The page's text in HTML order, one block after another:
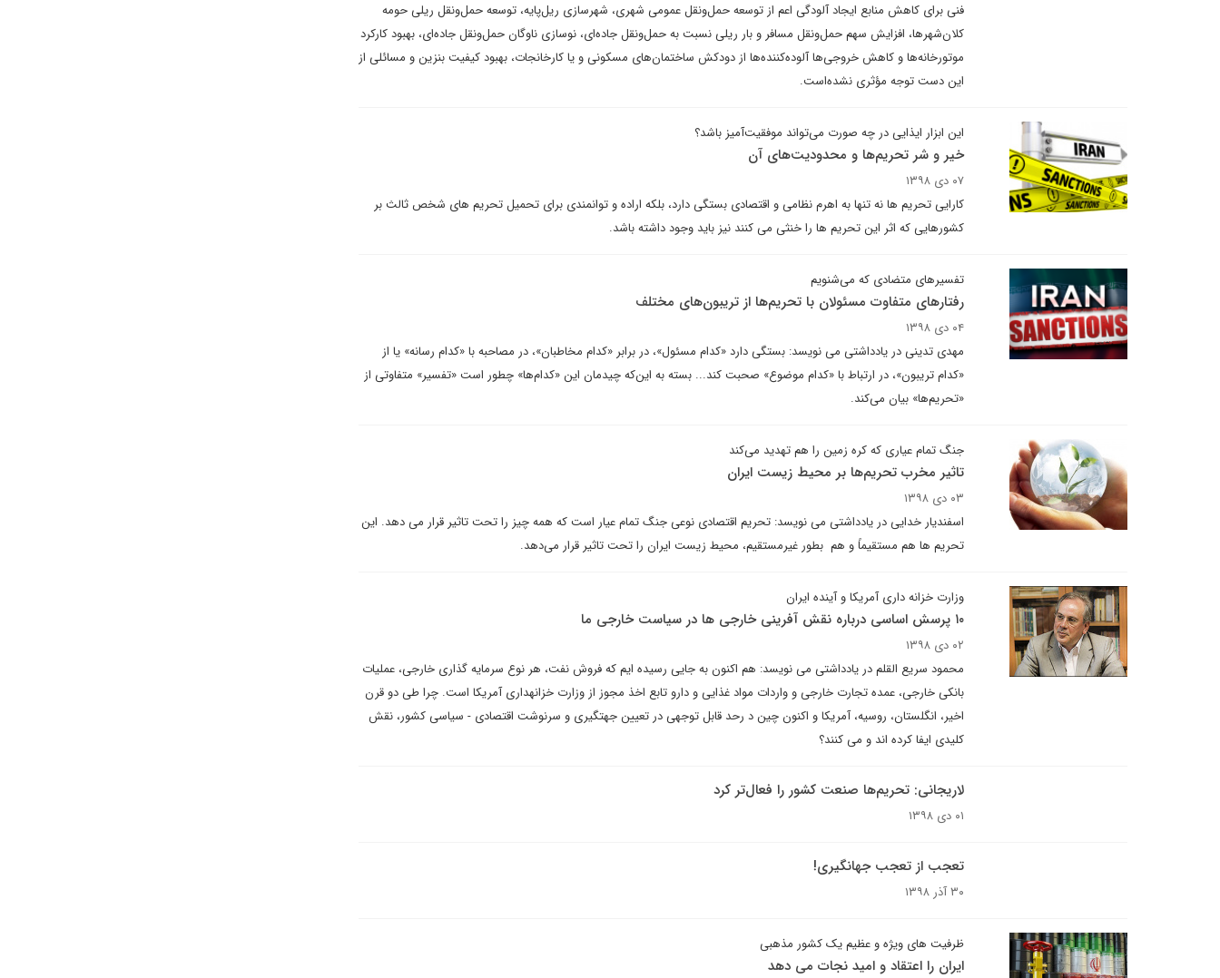
فنی برای کاهش منابع ایجاد آلودگی اعم از توسعه حمل‌ونقل عمومی شهری، شهرسازی ریل‌پایه، توسعه‌ حمل‌ونقل ریلی حومه‌
کلان‌شهرها، افزایش سهم حمل‌ونقل مسافر و بار ریلی نسبت به حمل‌ونقل جاده‌ای، نوسازی ناوگان حمل‌ونقل جاده‌ای، بهبود کارکرد
موتورخانه‌ها و کاهش خروجی‌ها آلوده‌کننده‌ها از دودکش ساختمان‌های مسکونی و یا کارخانجات، بهبود کیفیت بنزین و مسائلی از
این دست توجه مؤثری نشده‌است.
این ابزار ایذایی در چه صورت می‌تواند موفقیت‌آمیز باشد؟
خیر و شر تحریم‌ها و محدودیت‌های آن
۰۷ دی ۱۳۹۸
کارایی تحریم ها نه تنها به اهرم نظامی و اقتصادی بستگی دارد، بلکه اراده و توانمندی برای تحمیل تحریم های شخص ثالث بر
کشورهایی که اثر این تحریم ها را خنثی می کنند نیز باید وجود داشته باشد.
تفسیرهای متضادی که می‌شنویم
رفتارهای متفاوت مسئولان با تحریم‌ها از تریبون‌های مختلف
۰۴ دی ۱۳۹۸
مهدی تدینی در یادداشتی می نویسد: بستگی دارد «کدام مسئول»، در برابر «کدام مخاطبان»، در مصاحبه با «کدام رسانه» یا از
«کدام تریبون»، در ارتباط با «کدام موضوع» صحبت کند... بسته به این‌که چیدمان این «کدام‌ها» چطور است «تفسیر» متفاوتی از
«تحریم‌ها» بیان می‌کند.
جنگ تمام عیاری که کره زمین را هم تهدید می‌کند
تاثیر مخرب تحریم‌ها بر محیط زیست ایران
۰۳ دی ۱۳۹۸
اسفندیار خدایی در یادداشتی می نویسد: تحریم اقتصادی نوعی جنگ تمام عیار است که همه چیز را تحت تاثیر قرار می دهد. این
تحریم ها هم مستقیماً و هم بطور غیرمستقیم، محیط زیست ایران را تحت تاثیر قرار می‌دهد.
وزارت خزانه داری آمریکا و آینده ایران
۱۰ پرسش اساسی درباره نقش آفرینی خارجی ها در سیاست خارجی ما
۰۲ دی ۱۳۹۸
محمود سریع القلم در یادداشتی می نویسد: هم اکنون به جایی رسیده ­ایم که فروش نفت، هر نوع سرمایه­ گذاری خارجی، عملیات
بانکی خارجی، عمده تجارت خارجی و واردات مواد غذایی و دارو تابع اخذ مجوز از وزارت خزانه­داری آمریکا است. چرا طی دو قرن
اخیر، انگلستان، روسیه، آمریکا و اکنون چین د رحد قابل توجهی در تعیین جهت­گیری و سرنوشت اقتصادی - سیاسی کشور، نقش
کلیدی ایفا کرده­ اند و می کنند؟
لاریجانی: تحریم‌ها صنعت کشور را فعال‌تر کرد
۰۱ دی ۱۳۹۸
تعجب از تعجب جهانگیری!
۳۰ آذر ۱۳۹۸
ظرفیت های ویژه و عظیم یک کشور مذهبی
ایران را اعتقاد و امید نجات می دهد